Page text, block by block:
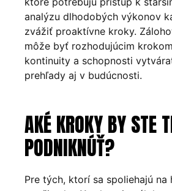
analýzu dlhodobých výkonov
zvážiť proaktívne kroky.
môže byť rozhodujúcim
kontinuity a schopnosti
prehľady aj v budúcnosti.
AKÉ KROKY BY STE
PODNIKNÚŤ?
Pre tých, ktorí sa spoliehajú na